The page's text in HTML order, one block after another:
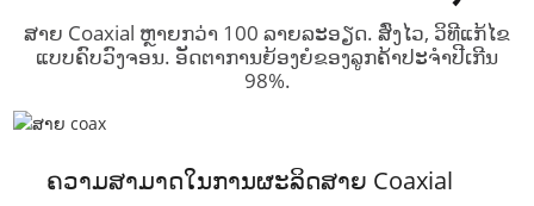
ສາຍ Coaxial ຫຼາຍກວ່າ 100 ລາຍລະອຽດ. ສົ່ງໄວ, ວິທີແກ້ໄຂ
ແບບຄົບວົງຈອນ. ອັດຕາການຍ້ອງຍໍຂອງລູກຄ້າປະຈຳປີເກີນ
98%.
ຄວາມສາມາດໃນການຜະລິດສາຍ Coaxial